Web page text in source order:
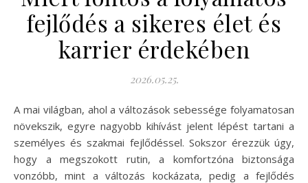
fejlődés a sikeres élet és
karrier érdekében
2026.05.25.
A mai világban, ahol a változások sebessége folyamatosan
növekszik, egyre nagyobb kihívást jelent lépést tartani a
személyes és szakmai fejlődéssel. Sokszor érezzük úgy,
hogy a megszokott rutin, a komfortzóna biztonsága
vonzóbb, mint a változás kockázata, pedig a fejlődés